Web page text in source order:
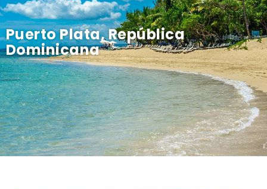
Puerto Plata, República
Dominicana